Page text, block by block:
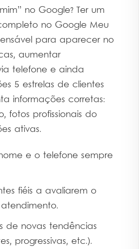
no Google? Ter um
no Google Meu
para aparecer no
aumentar
telefone e ainda
5 estrelas de clientes
informações corretas:
fotos profissionais do
ativas.
e o telefone sempre
fiéis a avaliarem o
de novas tendências
progressivas, etc.).